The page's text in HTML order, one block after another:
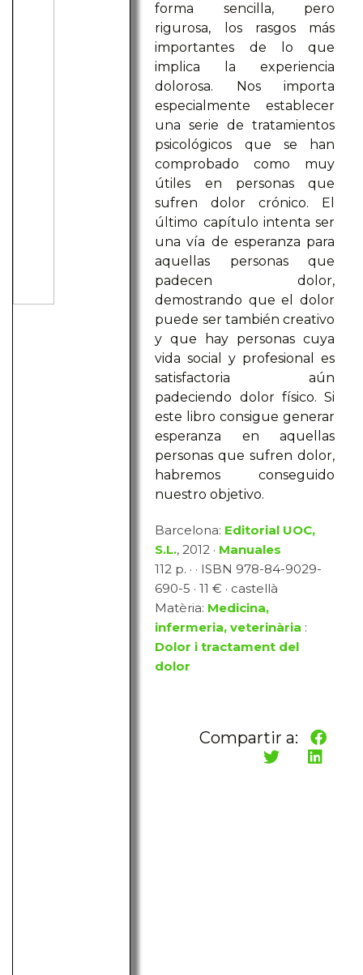
forma sencilla, pero
rigurosa, los rasgos más
importantes de lo que
implica la experiencia
dolorosa. Nos importa
especialmente establecer
una serie de tratamientos
psicológicos que se han
comprobado como muy
útiles en personas que
sufren dolor crónico. El
último capítulo intenta ser
una vía de esperanza para
aquellas personas que
padecen dolor,
demostrando que el dolor
puede ser también creativo
y que hay personas cuya
vida social y profesional es
satisfactoria aún
padeciendo dolor físico. Si
este libro consigue generar
esperanza en aquellas
personas que sufren dolor,
habremos conseguido
nuestro objetivo.
Barcelona: Editorial UOC,
S.L., 2012 · Manuales
112 p. · · ISBN 978-84-9029-
690-5 · 11 € · castellà
Matèria: Medicina,
infermeria, veterinària :
Dolor i tractament del
dolor
Compartir a: